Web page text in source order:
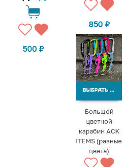
500 ₽
850 ₽
ВЫБРАТЬ ВАРИАНТЫ
Большой
цветной
карабин ACK
ITEMS (разные
цвета)